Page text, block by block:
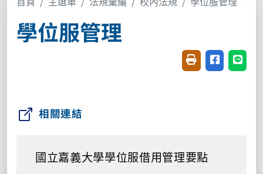
學位服管理
友善列印(開新視
分享至臉書
分享
相關連結
國立嘉義大學學位服借用管理要點